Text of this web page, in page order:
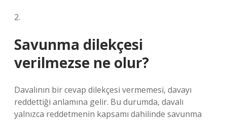
2.
Savunma dilekçesi
verilmezse ne olur?
Davalının bir cevap dilekçesi vermemesi, davayı
reddettiği anlamına gelir. Bu durumda, davalı
yalnızca reddetmenin kapsamı dahilinde savunma